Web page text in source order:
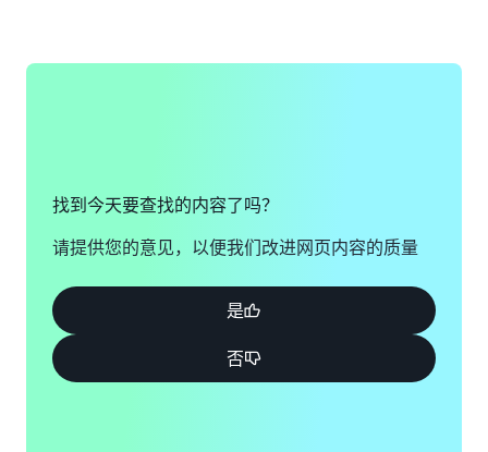
查看解决方案
找到今天要查找的内容了吗？
请提供您的意见，以便我们改进网页内容的质量
是
否